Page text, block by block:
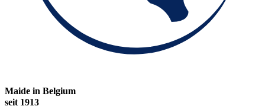
Maide in Belgium
seit 1913